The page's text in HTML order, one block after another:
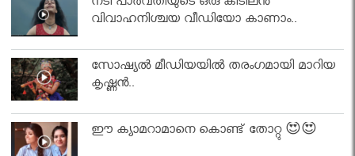
വിവാഹനിശ്ചയ വീഡിയോ കാണാം..
സോഷ്യൽ മീഡിയയിൽ തരംഗമായി മാറിയ
കൃഷ്ണൻ..
ഈ ക്യാമറാമാനെ കൊണ്ട് തോറ്റു 😍😍